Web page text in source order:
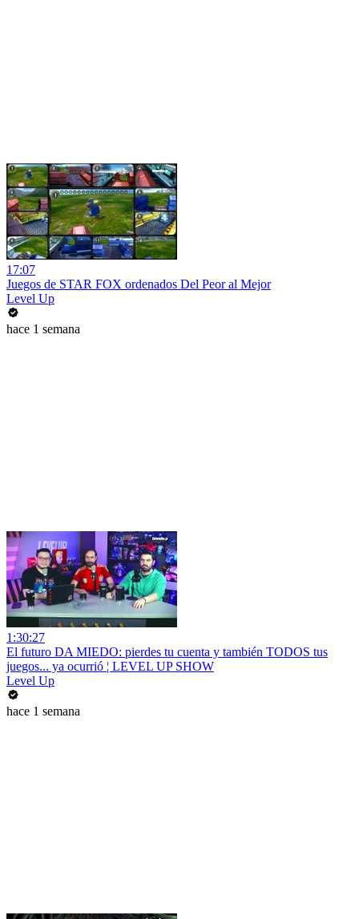
17:07
Juegos de STAR FOX ordenados Del Peor al Mejor
Level Up
hace 1 semana
1:30:27
El futuro DA MIEDO: pierdes tu cuenta y también TODOS tus
juegos... ya ocurrió ¦ LEVEL UP SHOW
Level Up
hace 1 semana